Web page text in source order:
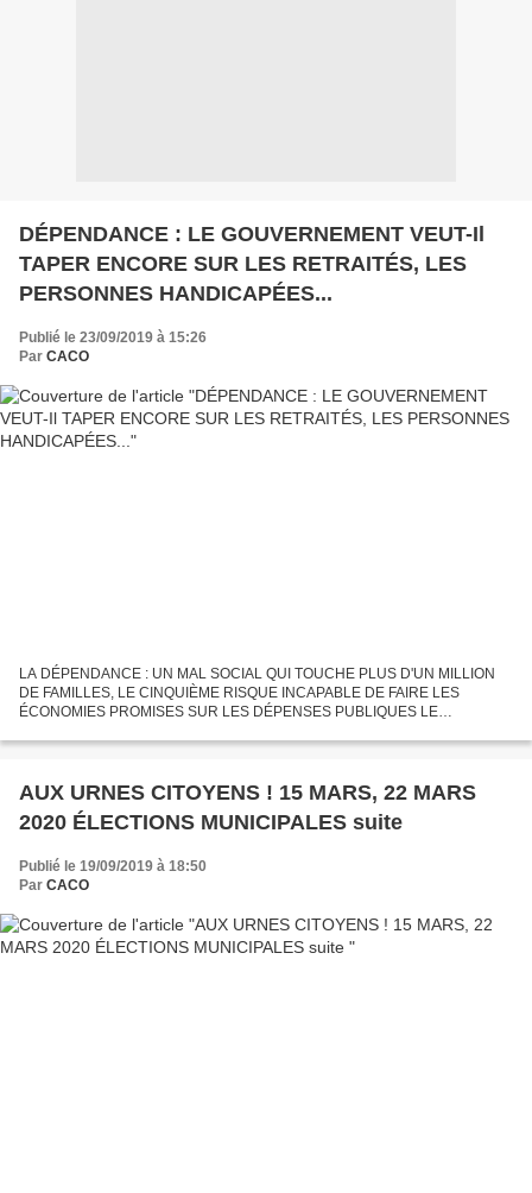
DÉPENDANCE : LE GOUVERNEMENT VEUT-Il
TAPER ENCORE SUR LES RETRAITÉS, LES
PERSONNES HANDICAPÉES...
Publié le 23/09/2019 à 15:26
Par CACO
LA DÉPENDANCE : UN MAL SOCIAL QUI TOUCHE PLUS D'UN MILLION
DE FAMILLES, LE CINQUIÈME RISQUE INCAPABLE DE FAIRE LES
ÉCONOMIES PROMISES SUR LES DÉPENSES PUBLIQUES LE
PEUVENT PAS OU PLUS DESCENDRE DANS...
AUX URNES CITOYENS ! 15 MARS, 22 MARS
2020 ÉLECTIONS MUNICIPALES suite
Publié le 19/09/2019 à 18:50
Par CACO